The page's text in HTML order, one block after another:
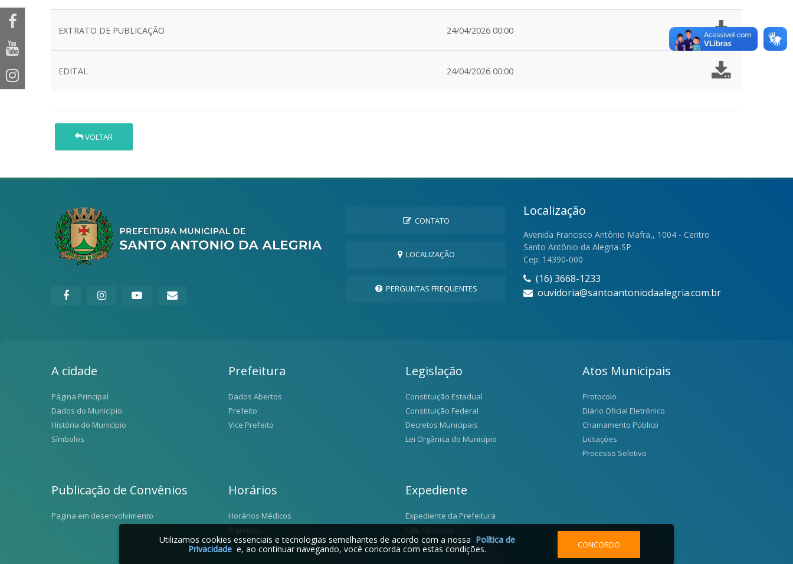
EXTRATO DE PUBLICAÇÃO 24/04/2026 00:00
EDITAL 24/04/2026 00:00
VOLTAR
CONTATO
LOCALIZAÇÃO
PERGUNTAS FREQUENTES
Localização
Avenida Francisco Antônio Mafra,, 1004 - Centro
Santo Antônio da Alegria-SP
Cep: 14390-000
(16) 3668-1233
ouvidoria@santoantoniodaalegria.com.br
A cidade
Página Principal
Dados do Município
História do Município
Símbolos
Prefeitura
Dados Abertos
Prefeito
Vice Prefeito
Legislação
Constituição Estadual
Constituição Federal
Decretos Municipais
Lei Orgânica do Município
Atos Municipais
Protocolo
Diário Oficial Eletrônico
Chamamento Público
Licitações
Processo Seletivo
Publicação de Convênios
Pagina em desenvolvimento
Horários
Horários Médicos
Plantões
Expediente
Expediente da Prefeitura
Fale Conosco
Telefones Úteis
Utilizamos cookies essenciais e tecnologias semelhantes de acordo com a nossa Política de
Privacidade e, ao continuar navegando, você concorda com estas condições. CONCORDO